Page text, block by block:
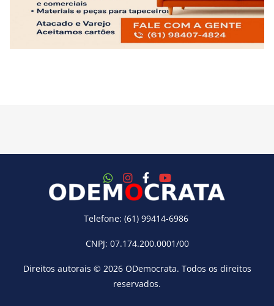
Telefone: (61) 99414-6986
CNPJ: 07.174.200.0001/00
Direitos autorais © 2026 ODemocrata. Todos os direitos
reservados.